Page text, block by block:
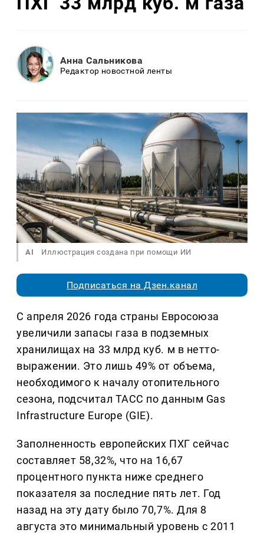
Анна Сальникова
Редактор новостной ленты
AI Иллюстрация создана при помощи ИИ
Подписаться на Дзен.канал
С апреля 2026 года страны Евросоюза
увеличили запасы газа в подземных
хранилищах на 33 млрд куб. м в нетто-
выражении. Это лишь 49% от объема,
необходимого к началу отопительного
сезона, подсчитал ТАСС по данным Gas
Infrastructure Europe (GIE).
Заполненность европейских ПХГ сейчас
составляет 58,32%, что на 16,67
процентного пункта ниже среднего
показателя за последние пять лет. Год
назад на эту дату было 70,7%. Для 8
августа это минимальный уровень с 2011